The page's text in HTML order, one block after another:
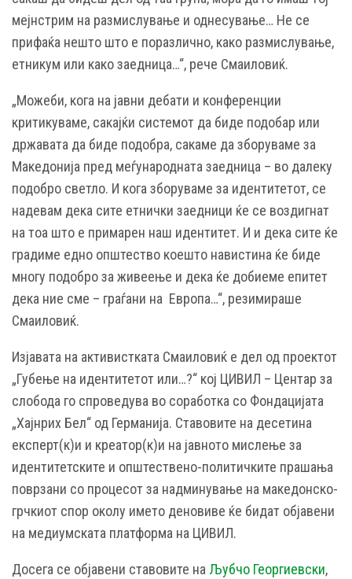
мејнстрим на размислување и однесување… Не се
прифаќа нешто што е поразлично, како размислување,
етникум или како заедница…“, рече Смаиловиќ.
„Можеби, кога на јавни дебати и конференции
критикуваме, сакајќи системот да биде подобар или
државата да биде подобра, сакаме да зборуваме за
Македонија пред меѓународната заедница – во далеку
подобро светло. И кога зборуваме за идентитетот, се
надевам дека сите етнички заедници ќе се воздигнат
на тоа што е примарен наш идентитет. И и дека сите ќе
градиме едно општество коешто навистина ќе биде
многу подобро за живеење и дека ќе добиеме епитет
дека ние сме – граѓани на Европа…“, резимираше
Смаиловиќ.
Изјавата на активистката Смаиловиќ е дел од проектот
„Губење на идентитетот или…?“ кој ЦИВИЛ – Центар за
слобода го спроведува во соработка со Фондацијата
„Хајнрих Бел“ од Германија. Ставовите на десетина
експерт(к)и и креатор(к)и на јавното мислење за
идентитетските и општествено-политичките прашања
поврзани со процесот за надминување на македонско-
грчкиот спор околу името деновиве ќе бидат објавени
на медиумската платформа на ЦИВИЛ.
Досега се објавени ставовите на Љубчо Георгиевски,